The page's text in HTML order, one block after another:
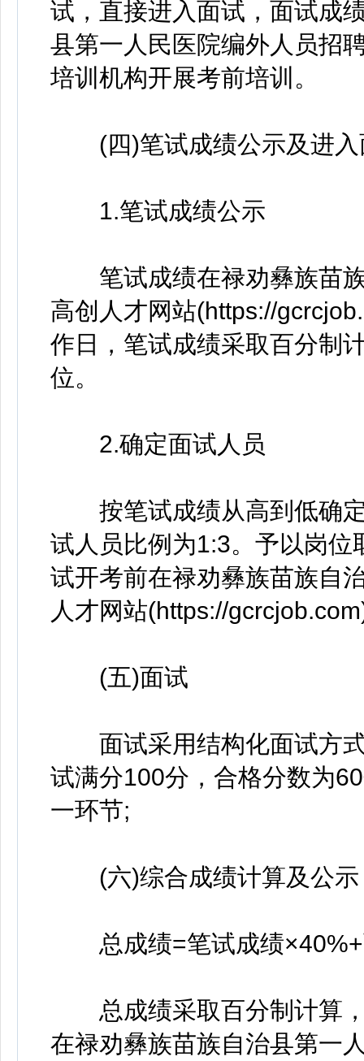
试，直接进入面试，面试成
县第一人民医院编外人员招
培训机构开展考前培训。
(四)笔试成绩公示及进入
1.笔试成绩公示
笔试成绩在禄劝彝族苗族
高创人才网站(https://
作日，笔试成绩采取百分制
位。
2.确定面试人员
按笔试成绩从高到低确定
试人员比例为1:3。予以岗
试开考前在禄劝彝族苗族自
人才网站(https://
(五)面试
面试采用结构化面试方
试满分100分，合格分数为
一环节;
(六)综合成绩计算及公示
总成绩=笔试成绩×40%+
总成绩采取百分制计算，
在禄劝彝族苗族自治县第一